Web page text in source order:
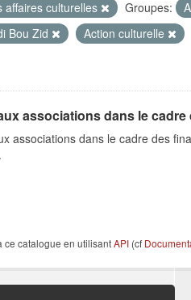
affaires culturelles Groupes:
Bou Zid
Action culturelle
associations dans le
associations dans le cadre des
ce catalogue en utilisantAPI (cf